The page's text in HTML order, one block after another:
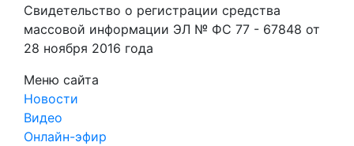
Свидетельство о регистрации средства
массовой информации ЭЛ № ФС 77 - 67848 от
28 ноября 2016 года
Меню сайта
Новости
Видео
Онлайн-эфир